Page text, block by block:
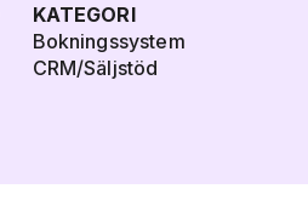
KATEGORI
Bokningssystem
CRM/Säljstöd